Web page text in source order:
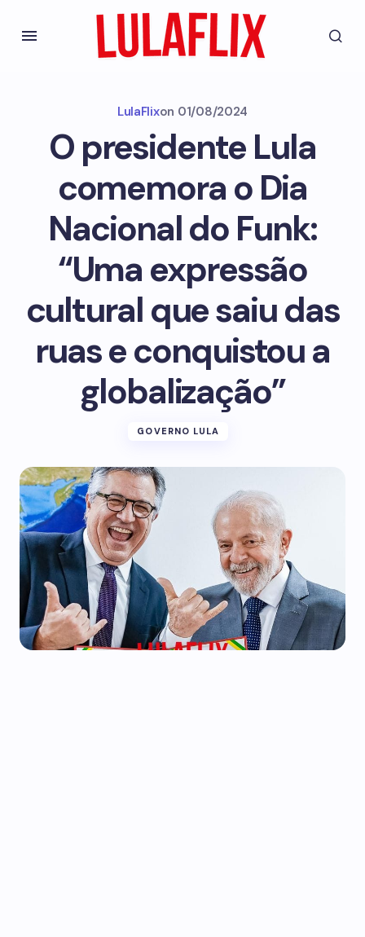
LulaFlixon 01/08/2024
O presidente Lula
comemora o Dia
Nacional do Funk:
“Uma expressão
cultural que saiu das
ruas e conquistou a
globalização”
GOVERNO LULA